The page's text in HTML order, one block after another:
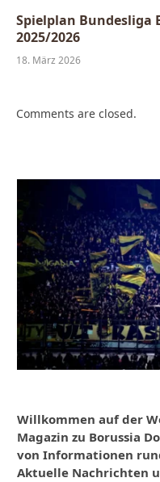
Spielplan Bundesliga
2025/2026
18. März 2026
Comments are closed.
Willkommen auf der
Magazin zu Borussia
von Informationen
Aktuelle Nachrichten